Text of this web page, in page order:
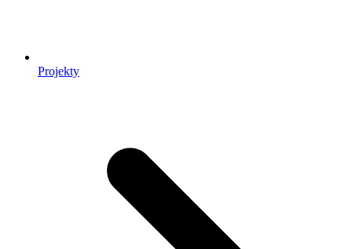
Projekty